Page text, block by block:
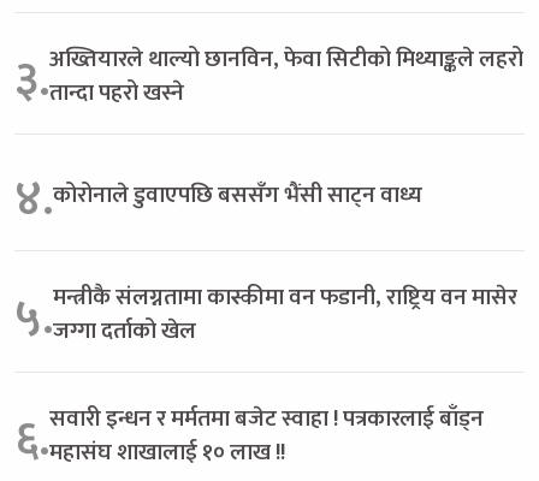
३.अख्तियारले थाल्यो छानविन, फेवा सिटीको मिथ्याङ्कले लहरो
तान्दा पहरो खस्ने
४.कोरोनाले डुवाएपछि बससँग भैंसी साट्न वाध्य
५.मन्त्रीकै संलग्नतामा कास्कीमा वन फडानी, राष्ट्रिय वन मासेर
जग्गा दर्ताको खेल
६.सवारी इन्धन र मर्मतमा बजेट स्वाहा ! पत्रकारलाई बाँड्न
महासंघ शाखालाई १० लाख !!